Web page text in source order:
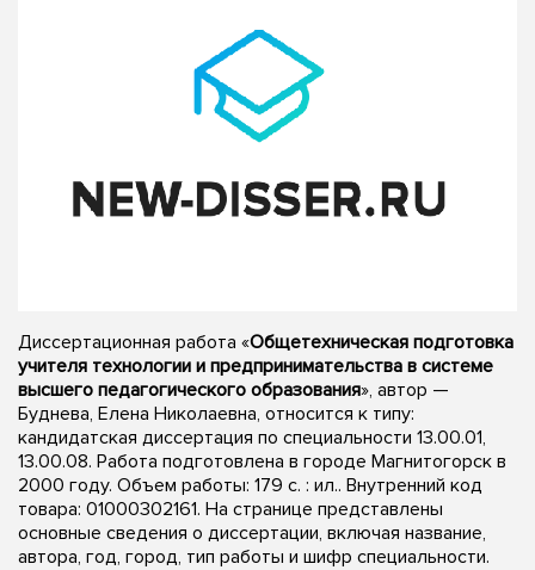
Диссертационная работа «Общетехническая подготовка
учителя технологии и предпринимательства в системе
высшего педагогического образования», автор —
Буднева, Елена Николаевна, относится к типу:
кандидатская диссертация по специальности 13.00.01,
13.00.08. Работа подготовлена в городе Магнитогорск в
2000 году. Объем работы: 179 с. : ил.. Внутренний код
товара: 01000302161. На странице представлены
основные сведения о диссертации, включая название,
автора, год, город, тип работы и шифр специальности.